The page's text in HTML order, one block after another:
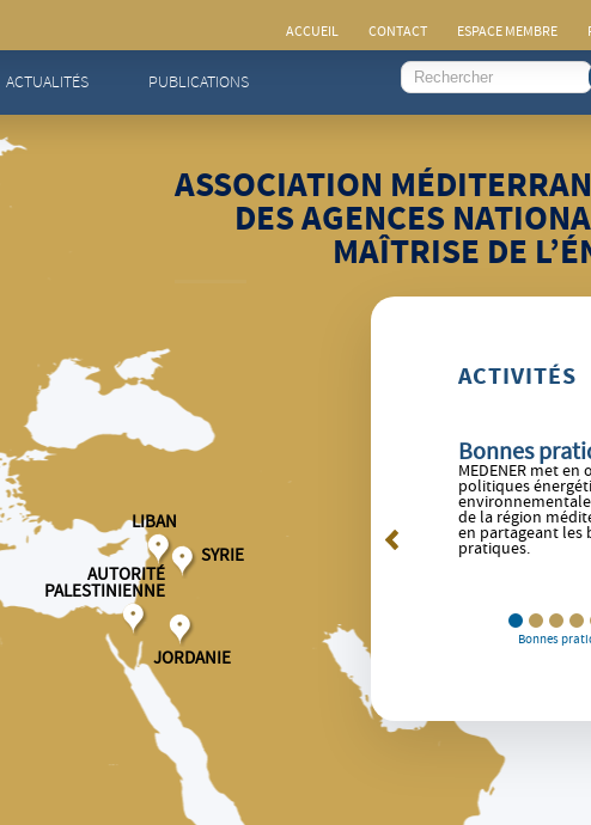
ACCUEIL CONTACT ESPACE MEMBRE
ACTUALITÉS PUBLICATIONS
ASSOCIATION
DES AGENCES
MAÎTRISE DE
ACTIVITÉS
Nord et Sud de la
Méditerranée.
Bonnes
MEDENER met
politiques
de la région
en partageant les
pratiques.
Bonnes
LIBAN
SYRIE
JORDANIE
AUTORITÉ
PALESTINIENNE